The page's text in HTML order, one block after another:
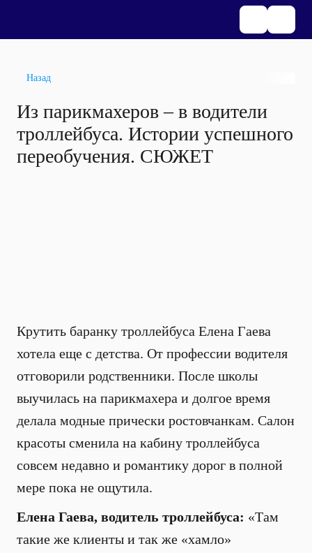
Назад
Из парикмахеров – в водители
троллейбуса. Истории успешного
переобучения. СЮЖЕТ
Крутить баранку троллейбуса Елена Гаева
хотела еще с детства. От профессии водителя
отговорили родственники. После школы
выучилась на парикмахера и долгое время
делала модные прически ростовчанкам. Салон
красоты сменила на кабину троллейбуса
совсем недавно и романтику дорог в полной
мере пока не ощутила.
Елена Гаева, водитель троллейбуса: «Там
такие же клиенты и так же «хамло»